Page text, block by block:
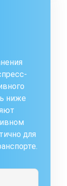
ниже
для